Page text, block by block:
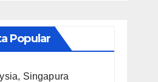
Popular
Singapura